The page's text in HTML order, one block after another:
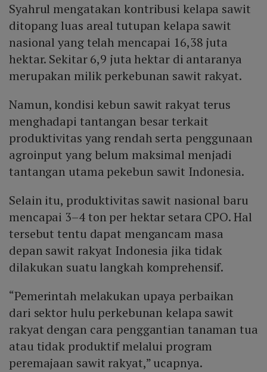
Syahrul mengatakan kontribusi kelapa sawit
ditopang luas areal tutupan kelapa sawit
nasional yang telah mencapai 16,38 juta
hektar. Sekitar 6,9 juta hektar di antaranya
merupakan milik perkebunan sawit rakyat.
Namun, kondisi kebun sawit rakyat terus
menghadapi tantangan besar terkait
produktivitas yang rendah serta penggunaan
agroinput yang belum maksimal menjadi
tantangan utama pekebun sawit Indonesia.
Selain itu, produktivitas sawit nasional baru
mencapai 3–4 ton per hektar setara CPO. Hal
tersebut tentu dapat mengancam masa
depan sawit rakyat Indonesia jika tidak
dilakukan suatu langkah komprehensif.
“Pemerintah melakukan upaya perbaikan
dari sektor hulu perkebunan kelapa sawit
rakyat dengan cara penggantian tanaman tua
atau tidak produktif melalui program
peremajaan sawit rakyat,” ucapnya.